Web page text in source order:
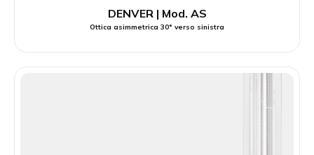
DENVER | Mod. AS
Ottica asimmetrica 30° verso sinistra